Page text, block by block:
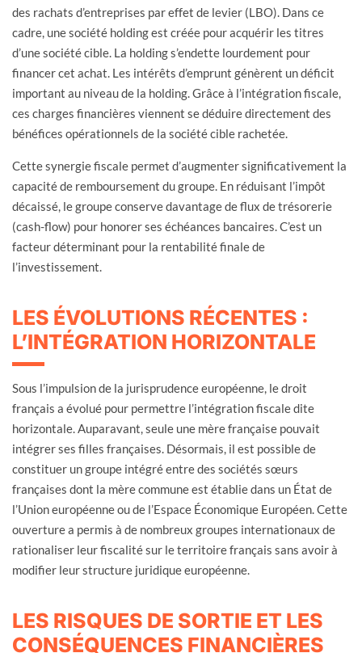
des rachats d’entreprises par effet de levier (LBO). Dans ce
cadre, une société holding est créée pour acquérir les titres
d’une société cible. La holding s’endette lourdement pour
financer cet achat. Les intérêts d’emprunt génèrent un déficit
important au niveau de la holding. Grâce à l’intégration fiscale,
ces charges financières viennent se déduire directement des
bénéfices opérationnels de la société cible rachetée.
Cette synergie fiscale permet d’augmenter significativement la
capacité de remboursement du groupe. En réduisant l’impôt
décaissé, le groupe conserve davantage de flux de trésorerie
(cash-flow) pour honorer ses échéances bancaires. C’est un
facteur déterminant pour la rentabilité finale de
l’investissement.
LES ÉVOLUTIONS RÉCENTES :
L’INTÉGRATION HORIZONTALE
Sous l’impulsion de la jurisprudence européenne, le droit
français a évolué pour permettre l’intégration fiscale dite
horizontale. Auparavant, seule une mère française pouvait
intégrer ses filles françaises. Désormais, il est possible de
constituer un groupe intégré entre des sociétés sœurs
françaises dont la mère commune est établie dans un État de
l’Union européenne ou de l’Espace Économique Européen. Cette
ouverture a permis à de nombreux groupes internationaux de
rationaliser leur fiscalité sur le territoire français sans avoir à
modifier leur structure juridique européenne.
LES RISQUES DE SORTIE ET LES
CONSÉQUENCES FINANCIÈRES